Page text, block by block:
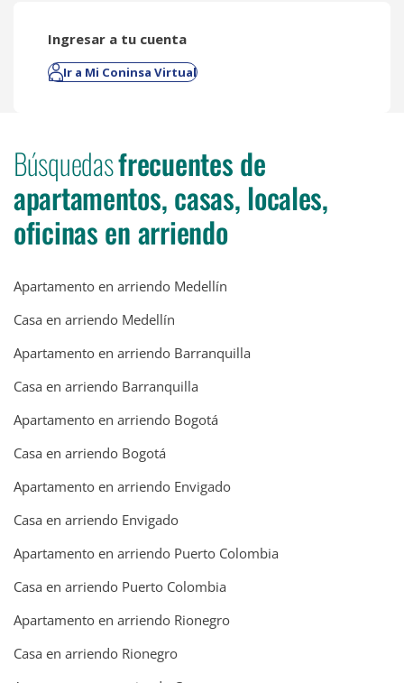
Ingresar a tu cuenta
Ir a Mi Coninsa Virtual
Búsquedasfrecuentes de
apartamentos, casas, locales,
oficinas en arriendo
Apartamento en arriendo Medellín
Casa en arriendo Medellín
Apartamento en arriendo Barranquilla
Casa en arriendo Barranquilla
Apartamento en arriendo Bogotá
Casa en arriendo Bogotá
Apartamento en arriendo Envigado
Casa en arriendo Envigado
Apartamento en arriendo Puerto Colombia
Casa en arriendo Puerto Colombia
Apartamento en arriendo Rionegro
Casa en arriendo Rionegro